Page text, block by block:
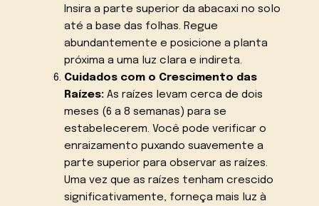
Insira a parte superior da abacaxi no solo
até a base das folhas. Regue
abundantemente e posicione a planta
próxima a uma luz clara e indireta.
Cuidados com o Crescimento das
Raízes:As raízes levam cerca de dois
meses (6 a 8 semanas) para se
estabelecerem. Você pode verificar o
enraizamento puxando suavemente a
parte superior para observar as raízes.
Uma vez que as raízes tenham crescido
significativamente, forneça mais luz à